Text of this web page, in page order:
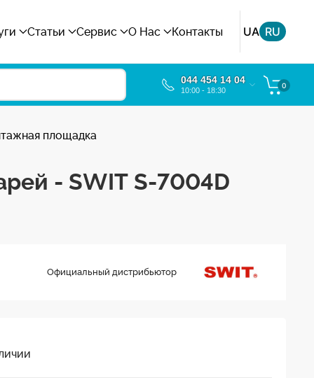
Статьи Сервис О Нас Контакты UA RU
044 454 14 04
10:00 - 18:30
0
площадка
- SWIT S-7004D
Официальный дистрибьютор